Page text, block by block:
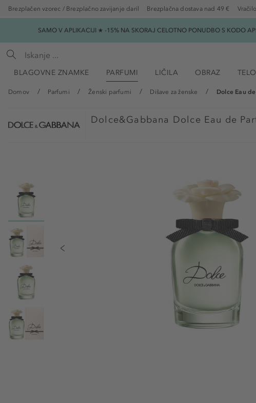
Brezplačen vzorec / Brezplačno zavijanje daril Brezplačna dostava nad 49 €
SAMO V APLIKACIJI ★ -15% NA SKORAJ CELOTNO PONUDBO S KODO
BLAGOVNE ZNAMKE PARFUMI LIČILA OBRAZ TELO
Domov Parfumi Ženski parfumi Dišave za ženske Dolce Eau
Dolce&Gabbana Dolce Eau de